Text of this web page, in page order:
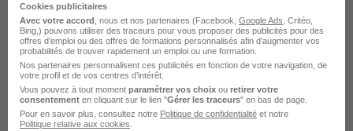
Gestionnaire de Paie H/F
ALTINEO
Rocbaron - 83 CDI
30 000 - 40 000 € / an
Télétravail partiel
Cookies publicitaires
Avec votre accord , nous et nos partenaires (Facebook, Google Ads , Critéo,
Bing,) pouvons utiliser des traceurs pour vous proposer des publicités pour des
offres d’emploi ou des offres de formations personnalisés afin d’augmenter vos
probabilités de trouver rapidement un emploi ou une formation.
Nos partenaires personnalisent ces publicités en fonction de votre navigation, de
votre profil et de vos centres d’intérêt.
Vous pouvez à tout moment paramétrer vos choix ou retirer votre
consentement en cliquant sur le lien "Gérer les traceurs" en bas de page.
Pour en savoir plus, consultez notre Politique de confidentialité et notre
Politique relative aux cookies